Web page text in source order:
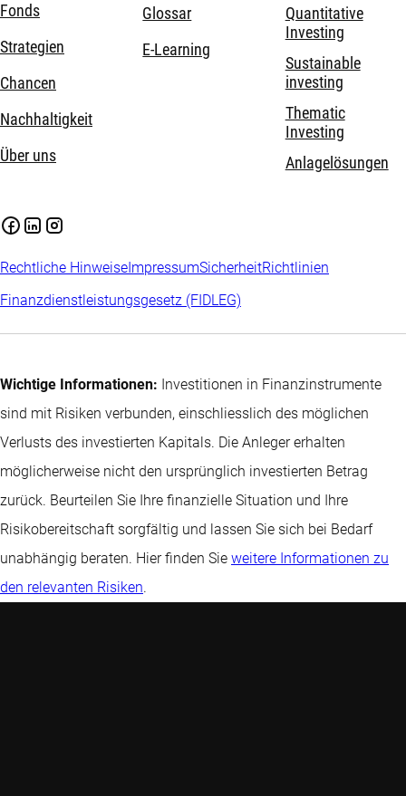
Fonds
Strategien
Chancen
Nachhaltigkeit
Über uns
Glossar
E-Learning
Quantitative
Investing
Sustainable
investing
Thematic
Investing
Anlagelösungen
Rechtliche HinweiseImpressumSicherheitRichtlinien
Finanzdienstleistungsgesetz (FIDLEG)
Wichtige Informationen: Investitionen in Finanzinstrumente
sind mit Risiken verbunden, einschliesslich des möglichen
Verlusts des investierten Kapitals. Die Anleger erhalten
möglicherweise nicht den ursprünglich investierten Betrag
zurück. Beurteilen Sie Ihre finanzielle Situation und Ihre
Risikobereitschaft sorgfältig und lassen Sie sich bei Bedarf
unabhängig beraten. Hier finden Sie weitere Informationen zu
den relevanten Risiken.